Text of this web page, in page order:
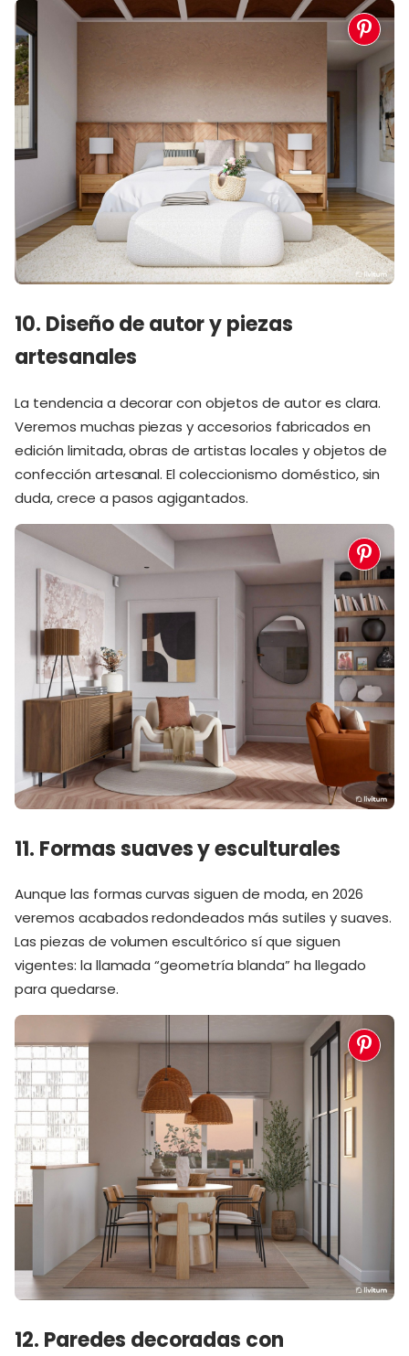
10. Diseño de autor y piezas
artesanales
La tendencia a decorar con objetos de autor es clara.
Veremos muchas piezas y accesorios fabricados en
edición limitada, obras de artistas locales y objetos de
confección artesanal. El coleccionismo doméstico, sin
duda, crece a pasos agigantados.
11. Formas suaves y esculturales
Aunque las formas curvas siguen de moda, en 2026
veremos acabados redondeados más sutiles y suaves.
Las piezas de volumen escultórico sí que siguen
vigentes: la llamada “geometría blanda” ha llegado
para quedarse.
12. Paredes decoradas con